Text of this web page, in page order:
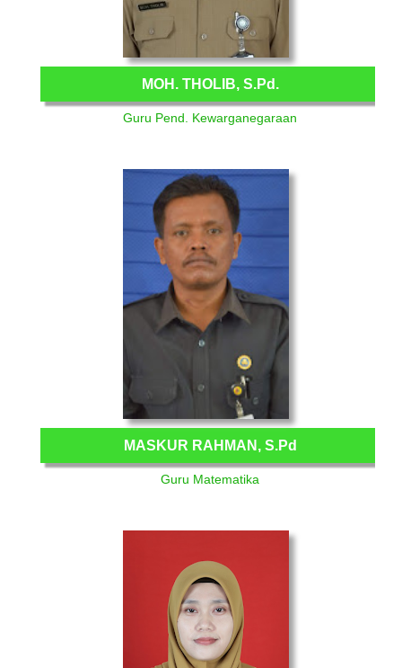
MOH. THOLIB, S.Pd.
Guru Pend. Kewarganegaraan
MASKUR RAHMAN, S.Pd
Guru Matematika